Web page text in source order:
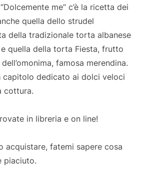
me” c’è la ricetta dei
quella dello strudel
della tradizionale torta albanese
quella della torta Fiesta, frutto
famosa merendina.
capitolo dedicato ai dolci veloci
cottura.
in libreria e on line!
acquistare, fatemi sapere cosa
piaciuto.